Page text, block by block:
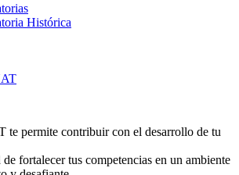
Histórica
te permite contribuir con el desarrollo de tu
fortalecer tus competencias en un ambiente